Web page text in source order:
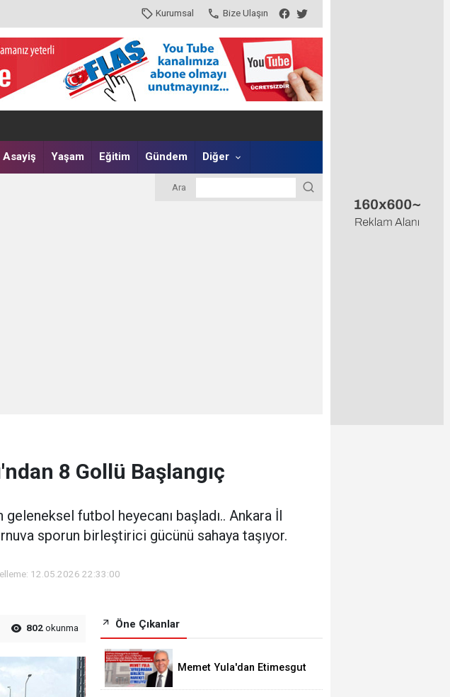
Kurumsal Bize Ulaşın
Asayiş Yaşam Eğitim Gündem Diğer
Ara
8 Gollü Başlangıç
futbol heyecanı başladı.. Ankara İl
sporun birleştirici gücünü sahaya taşıyor.
12.05.2026 22:33:00
802okunma Öne Çıkanlar
Memet Yula'dan Etimesgut